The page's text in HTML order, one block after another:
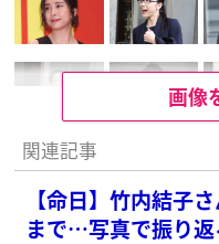
画像
関連記事
【命日】竹内結子
まで…写真で振り